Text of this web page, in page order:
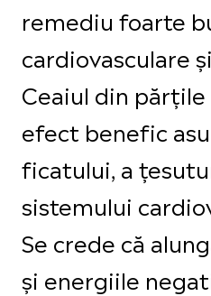
remediu foarte
cardiovasculare
Ceaiul din
efect benefic
ficatului, a
sistemului
Se crede că
și energiile